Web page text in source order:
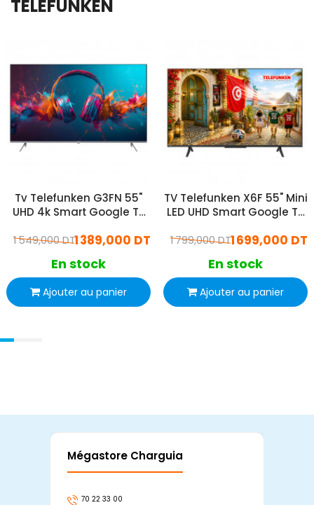
TELEFUNKEN
Tv Telefunken G3FN 55"
UHD 4k Smart Google Tv
1 389,000 DT
1 549,000 DT
En stock
Ajouter au panier
TV Telefunken X6F 55" Mini
LED UHD Smart Google Tv
1 699,000 DT
1 799,000 DT
En stock
Ajouter au panier
Mégastore Charguia
70 22 33 00